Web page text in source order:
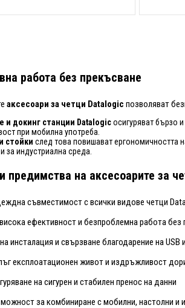
работа без прекъсване
аксесоари за четци Datalogic позволяват
и докинг станции Datalogicосигуряват бързо
при мобилна употреба.
стойки след това повишават ергономичността
за индустриална среда.
предимства на аксесоарите за
съвместимост с всички видове четци
ефективност и безпроблемна работа без
инсталация и свързване благодарение на
експлоатационен живот и издръжливост
на сигурен и стабилен пренос на данни
за комбиниране с мобилни, настолни и